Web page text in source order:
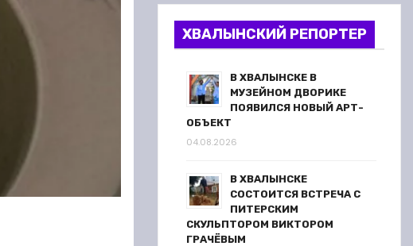
ХВАЛЫНСКИЙ РЕПОРТЕР
В ХВАЛЫНСКЕ В
МУЗЕЙНОМ ДВОРИКЕ
ПОЯВИЛСЯ НОВЫЙ АРТ-
ОБЪЕКТ
04.08.2026
В ХВАЛЫНСКЕ
СОСТОИТСЯ ВСТРЕЧА С
ПИТЕРСКИМ
СКУЛЬПТОРОМ ВИКТОРОМ
ГРАЧЁВЫМ